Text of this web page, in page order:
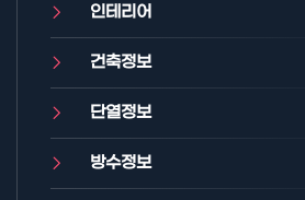
인테리어
건축정보
단열정보
방수정보